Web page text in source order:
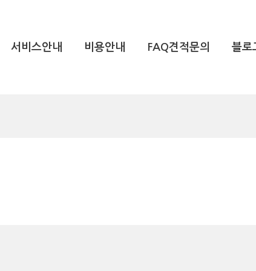
서비스안내 비용안내 FAQ견적문의 블로